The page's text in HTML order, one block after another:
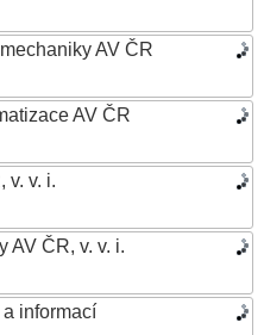
AV ČR
AV ČR
v. v. i.
AV ČR, v. v. i.
informací